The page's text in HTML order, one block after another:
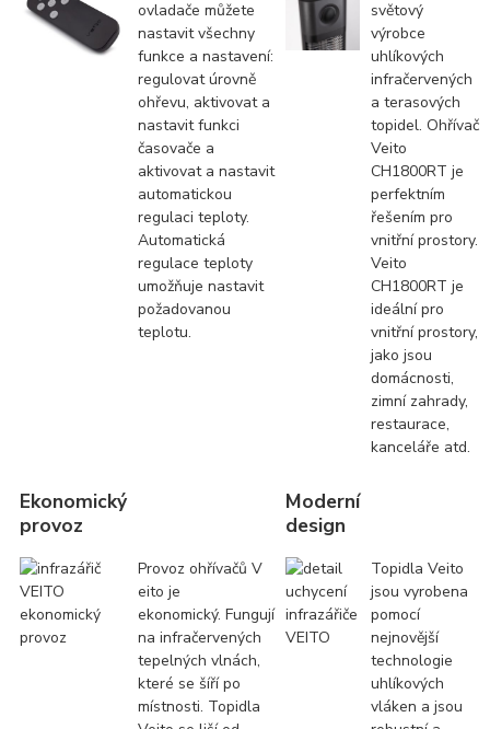
ovladače můžete
nastavit všechny
funkce a nastavení:
regulovat úrovně
ohřevu, aktivovat a
nastavit funkci
časovače a
aktivovat a nastavit
automatickou
regulaci teploty.
Automatická
regulace teploty
umožňuje nastavit
požadovanou
teplotu.
světový
výrobce
uhlíkových
infračervených
a terasových
topidel. Ohřívač
Veito
CH1800RT je
perfektním
řešením pro
vnitřní prostory.
Veito
CH1800RT je
ideální pro
vnitřní prostory,
jako jsou
domácnosti,
zimní zahrady,
restaurace,
kanceláře atd.
Ekonomický
provoz
Moderní
design
Provoz ohřívačů V
eito je
ekonomický. Fungují
na infračervených
tepelných vlnách,
které se šíří po
místnosti. Topidla
Topidla Veito
jsou vyrobena
pomocí
nejnovější
technologie
uhlíkových
vláken a jsou